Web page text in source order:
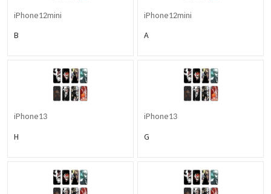
iPhone12mini
B
iPhone12mini
A
iPhone13
H
iPhone13
G